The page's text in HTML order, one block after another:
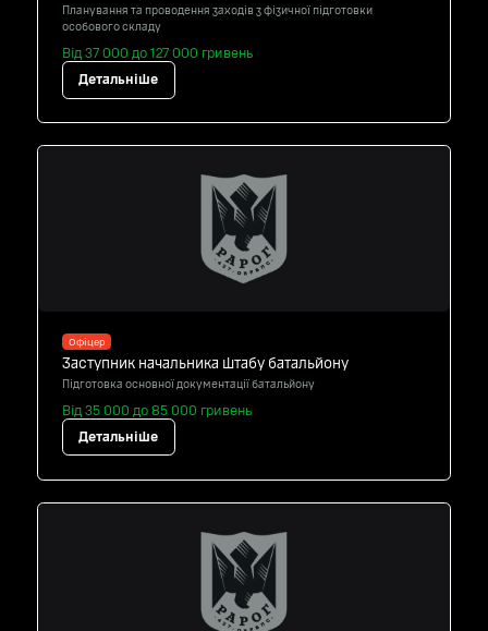
Планування та проводення заходів з фізичної підготовки
особового складу
Від 37 000 до 127 000 гривень
Детальніше
Офіцер
Заступник начальника штабу батальйону
Підготовка основної документації батальйону
Від 35 000 до 85 000 гривень
Детальніше